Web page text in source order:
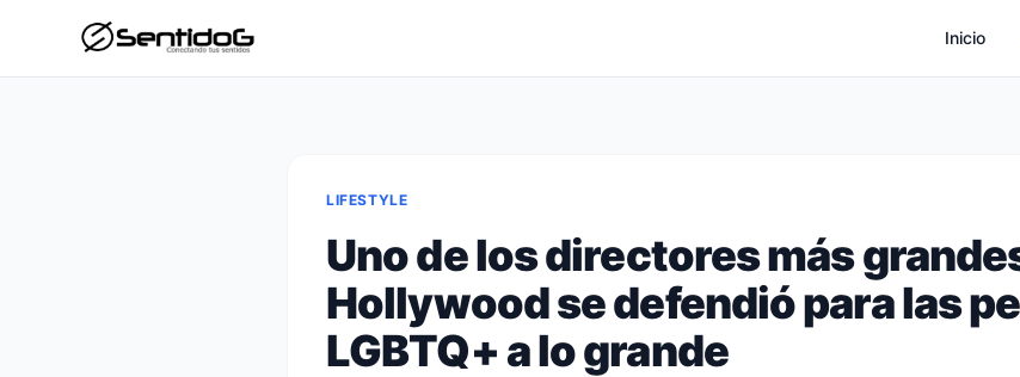
Inicio
LIFESTYLE
Uno de los directores más
Hollywood se defendió para las
LGBTQ+ a lo grande